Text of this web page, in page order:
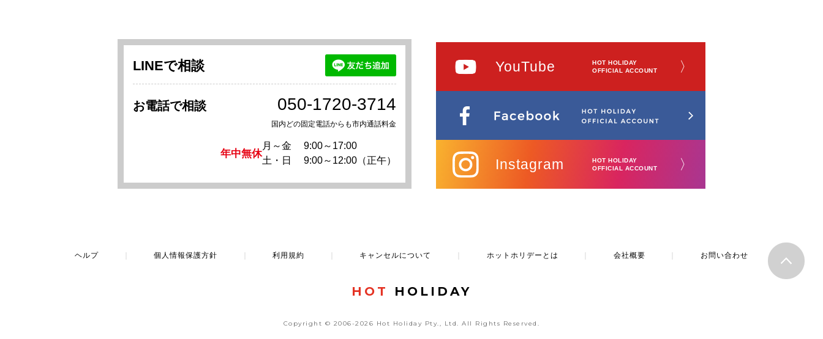
LINEで相談
お電話で相談 050-1720-3714
国内どの固定電話からも市内通話料金
年中無休
月～金
9:00～17:00
土・日
9:00～12:00（正午）
YouTube
HOT HOLIDAY
OFFICIAL ACCOUNT
〉
Instagram
HOT HOLIDAY
OFFICIAL ACCOUNT
〉
ヘルプ 個人情報保護方針 利用規約 キャンセルについて ホットホリデーとは 会社概要 お問い合わせ
HOT HOLIDAY
Copyright © 2006-2026 Hot Holiday Pty., Ltd.All Rights Reserved.